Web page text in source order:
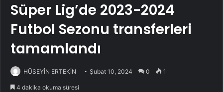
Süper Lig’de 2023-2024
Futbol Sezonu transferleri
tamamlandı
HÜSEYİN ERTEKİN Şubat 10, 2024 0 1
4 dakika okuma süresi